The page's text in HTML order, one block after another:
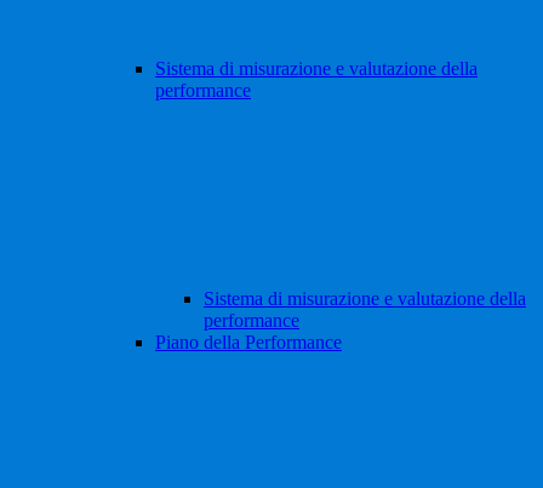
Sistema di misurazione e valutazione della
performance
Sistema di misurazione e valutazione della
performance
Piano della Performance